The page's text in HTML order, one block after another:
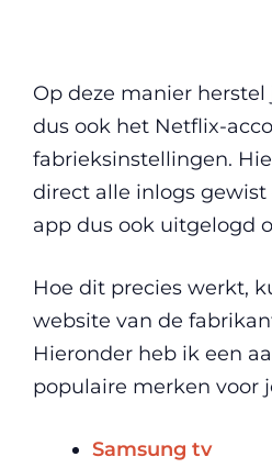
Op deze manier
dus ook het Netflix-
fabrieksinstellingen.
direct alle inlogs gewist
app dus ook uitgelogd
Hoe dit precies werkt,
website van de
Hieronder heb ik een
populaire merken voor
Samsung tv